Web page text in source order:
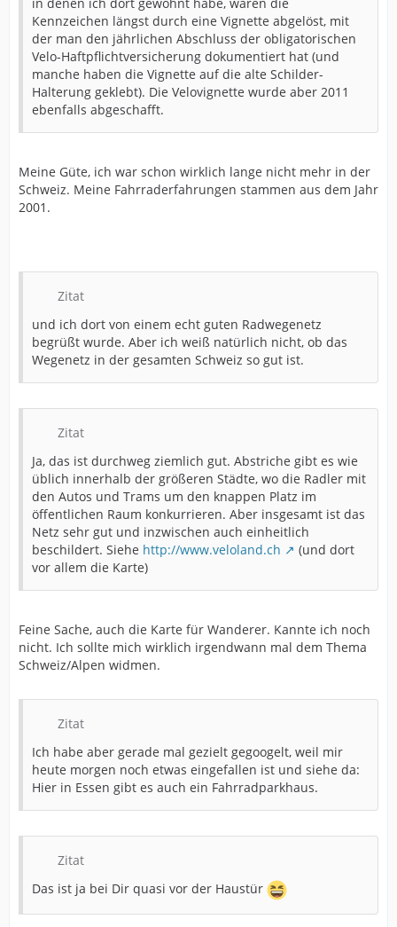
Kennzeichen längst durch eine Vignette abgelöst, mit
der man den jährlichen Abschluss der obligatorischen
Velo-Haftpflichtversicherung dokumentiert hat (und
manche haben die Vignette auf die alte Schilder-
Halterung geklebt). Die Velovignette wurde aber 2011
ebenfalls abgeschafft.
Meine Güte, ich war schon wirklich lange nicht mehr in der
Schweiz. Meine Fahrraderfahrungen stammen aus dem Jahr
2001.
Zitat
und ich dort von einem echt guten Radwegenetz
begrüßt wurde. Aber ich weiß natürlich nicht, ob das
Wegenetz in der gesamten Schweiz so gut ist.
Zitat
Ja, das ist durchweg ziemlich gut. Abstriche gibt es wie
üblich innerhalb der größeren Städte, wo die Radler mit
den Autos und Trams um den knappen Platz im
öffentlichen Raum konkurrieren. Aber insgesamt ist das
Netz sehr gut und inzwischen auch einheitlich
beschildert. Siehe http://www.veloland.ch
(und dort
vor allem die Karte)
Feine Sache, auch die Karte für Wanderer. Kannte ich noch
nicht. Ich sollte mich wirklich irgendwann mal dem Thema
Schweiz/Alpen widmen.
Zitat
Ich habe aber gerade mal gezielt gegoogelt, weil mir
heute morgen noch etwas eingefallen ist und siehe da:
Hier in Essen gibt es auch ein Fahrradparkhaus.
Zitat
Das ist ja bei Dir quasi vor der Haustür